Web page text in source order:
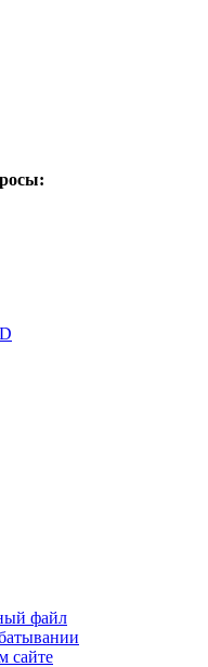
файл
сайте